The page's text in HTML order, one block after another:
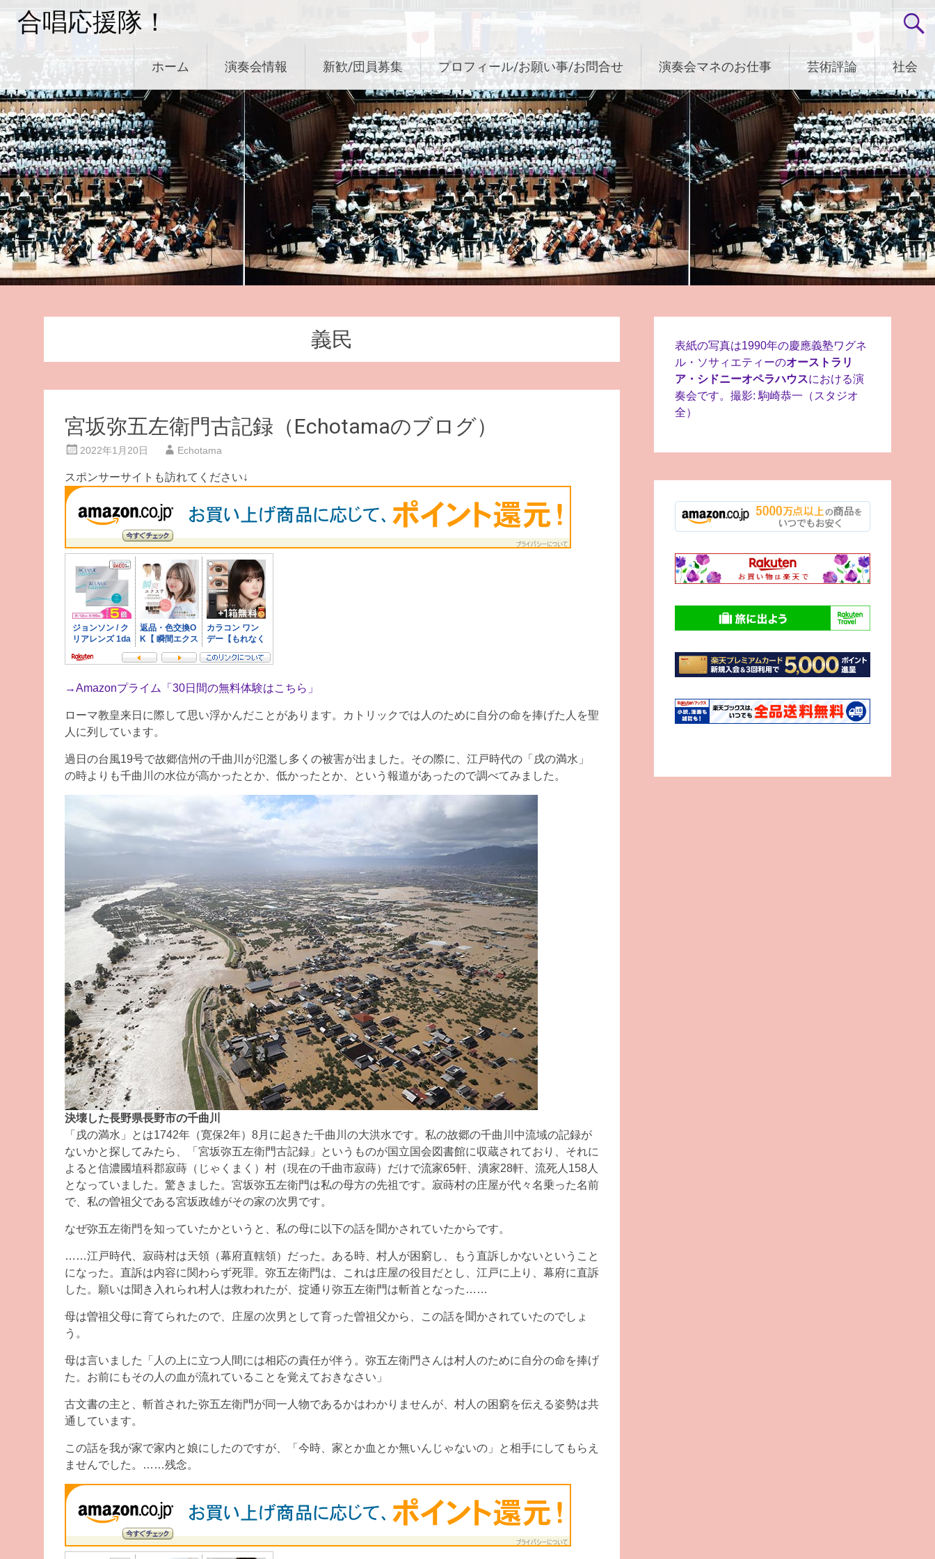
ン
ツ
へ
ス
キ
ッ
プ
合唱応援隊！
ホーム 演奏会情報 新歓/団員募集 プロフィール/お願い事/お問合せ 演奏会マネのお仕事 芸術評論 社会
義民
宮坂弥五左衛門古記録（Echotamaのブログ）
2022年1月20日 Echotama
スポンサーサイトも訪れてください↓
→Amazonプライム「30日間の無料体験はこちら」
ローマ教皇来日に際して思い浮かんだことがあります。カトリックでは人のために自分の命を捧げた人を聖
人に列しています。
過日の台風19号で故郷信州の千曲川が氾濫し多くの被害が出ました。その際に、江戸時代の「戌の満水」
の時よりも千曲川の水位が高かったとか、低かったとか、という報道があったので調べてみました。
決壊した長野県長野市の千曲川
「戌の満水」とは1742年（寛保2年）8月に起きた千曲川の大洪水です。私の故郷の千曲川中流域の記録が
ないかと探してみたら、「宮坂弥五左衛門古記録」というものが国立国会図書館に収蔵されており、それに
よると信濃國埴科郡寂蒔（じゃくまく）村（現在の千曲市寂蒔）だけで流家65軒、潰家28軒、流死人158人
となっていました。驚きました。宮坂弥五左衛門は私の母方の先祖です。寂蒔村の庄屋が代々名乗った名前
で、私の曽祖父である宮坂政雄がその家の次男です。
なぜ弥五左衛門を知っていたかというと、私の母に以下の話を聞かされていたからです。
……江戸時代、寂蒔村は天領（幕府直轄領）だった。ある時、村人が困窮し、もう直訴しかないということ
になった。直訴は内容に関わらず死罪。弥五左衛門は、これは庄屋の役目だとし、江戸に上り、幕府に直訴
した。願いは聞き入れられ村人は救われたが、掟通り弥五左衛門は斬首となった……
母は曽祖父母に育てられたので、庄屋の次男として育った曽祖父から、この話を聞かされていたのでしょ
う。
母は言いました「人の上に立つ人間には相応の責任が伴う。弥五左衛門さんは村人のために自分の命を捧げ
た。お前にもその人の血が流れていることを覚えておきなさい」
古文書の主と、斬首された弥五左衛門が同一人物であるかはわかりませんが、村人の困窮を伝える姿勢は共
通しています。
この話を我が家で家内と娘にしたのですが、「今時、家とか血とか無いんじゃないの」と相手にしてもらえ
ませんでした。……残念。
表紙の写真は1990年の慶應義塾ワグネ
ル・ソサィエティーのオーストラリ
ア・シドニーオペラハウスにおける演
奏会です。撮影: 駒崎恭一（スタジオ
全）